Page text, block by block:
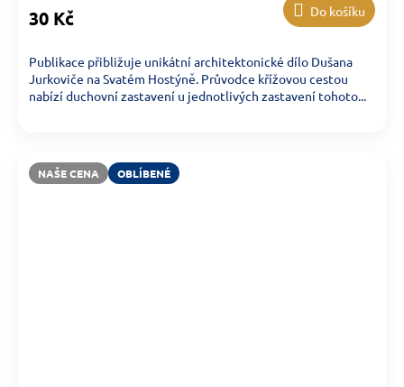
30 Kč Do košíku
Publikace přibližuje unikátní architektonické dílo Dušana
Jurkoviče na Svatém Hostýně. Průvodce křížovou cestou
nabízí duchovní zastavení u jednotlivých zastavení tohoto...
NAŠE CENA OBLÍBENÉ